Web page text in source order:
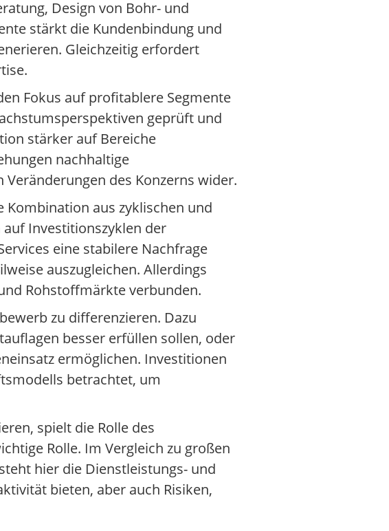
Design von Bohr- und
stärkt die Kundenbindung und
Gleichzeitig erfordert
Fokus auf profitablere Segmente
geprüft und
stärker auf Bereiche
nachhaltige
des Konzerns wider.
Kombination aus zyklischen und
Investitionszyklen der
eine stabilere Nachfrage
auszugleichen. Allerdings
Rohstoffmärkte verbunden.
zu differenzieren. Dazu
besser erfüllen sollen, oder
ermöglichen. Investitionen
betrachtet, um
spielt die Rolle des
Rolle. Im Vergleich zu großen
hier die Dienstleistungs- und
bieten, aber auch Risiken,